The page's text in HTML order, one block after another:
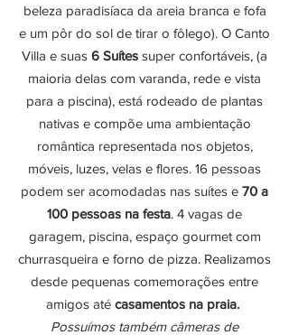
beleza paradisíaca da areia branca e fofa
e um pôr do sol de tirar o fôlego). O Canto
Villa e suas 6 Suítes super confortáveis, (a
maioria delas com varanda, rede e vista
para a piscina), está rodeado de plantas
nativas e compõe uma ambientação
romântica representada nos objetos,
móveis, luzes, velas e flores. 16 pessoas
podem ser acomodadas nas suítes e 70 a
100 pessoas na festa. 4 vagas de
garagem, piscina, espaço gourmet com
churrasqueira e forno de pizza. Realizamos
desde pequenas comemorações entre
amigos até casamentos na praia.
Possuímos também câmeras de